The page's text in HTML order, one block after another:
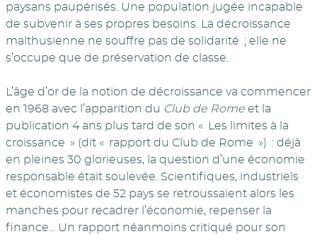
paysans paupérisés. Une population jugée incapable
de subvenir à ses propres besoins. La décroissance
malthusienne ne souffre pas de solidarité ; elle ne
s’occupe que de préservation de classe.
L’âge d’or de la notion de décroissance va commencer
en 1968 avec l’apparition du Club de Rome et la
publication 4 ans plus tard de son « Les limites à la
croissance » (dit « rapport du Club de Rome ») : déjà
en pleines 30 glorieuses, la question d’une économie
responsable était soulevée. Scientifiques, industriels
et économistes de 52 pays se retroussaient alors les
manches pour recadrer l’économie, repenser la
finance... Un rapport néanmoins critiqué pour son